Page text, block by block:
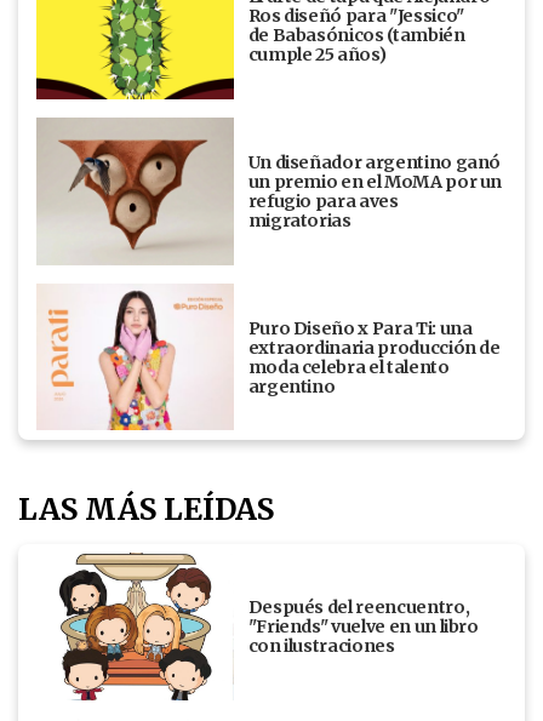
Ros diseñó para "Jessico"
de Babasónicos (también
cumple 25 años)
Un diseñador argentino ganó
un premio en el MoMA por un
refugio para aves
migratorias
Puro Diseño x Para Ti: una
extraordinaria producción de
moda celebra el talento
argentino
LAS MÁS LEÍDAS
Después del reencuentro,
"Friends" vuelve en un libro
con ilustraciones